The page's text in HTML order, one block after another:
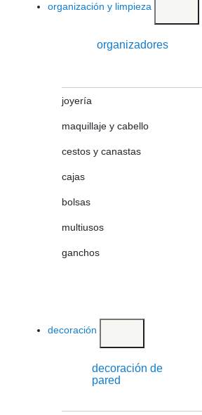
organización y limpieza
organizadores
joyería
maquillaje y cabello
cestos y canastas
cajas
bolsas
multiusos
ganchos
decoración
decoración de
pared